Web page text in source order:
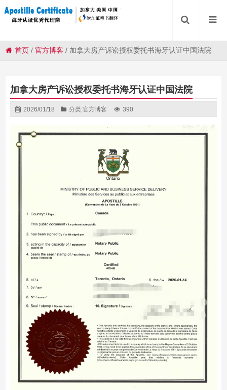
首页 /官方博客 / 加拿大房产诉讼授权委托书海牙认证中国法院
加拿大房产诉讼授权委托书海牙认证中国法院
2026/01/18 分类:官方博客 390